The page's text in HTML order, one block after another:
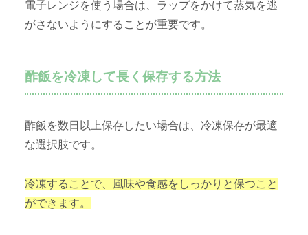
電子レンジを使う場合は、ラップをかけて蒸気を逃
がさないようにすることが重要です。
酢飯を冷凍して長く保存する方法
酢飯を数日以上保存したい場合は、冷凍保存が最適
な選択肢です。
冷凍することで、風味や食感をしっかりと保つこと
ができます。